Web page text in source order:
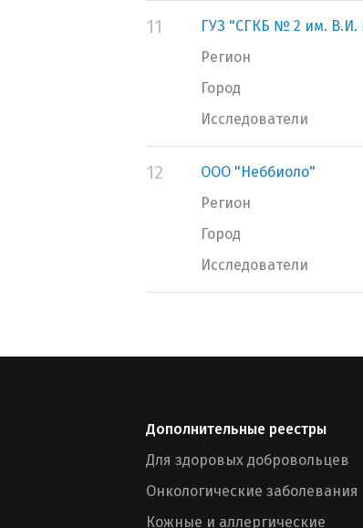
11
ГУЗ "СГКБ № 2 им. В.И.
Регион
Город
Исследователи
12
ООО "Неббиоло"
Регион
Город
Исследователи
Дополнительные реестры
Для здоровых добровольцев
Онкологические заболевания
Кожные и аллергические